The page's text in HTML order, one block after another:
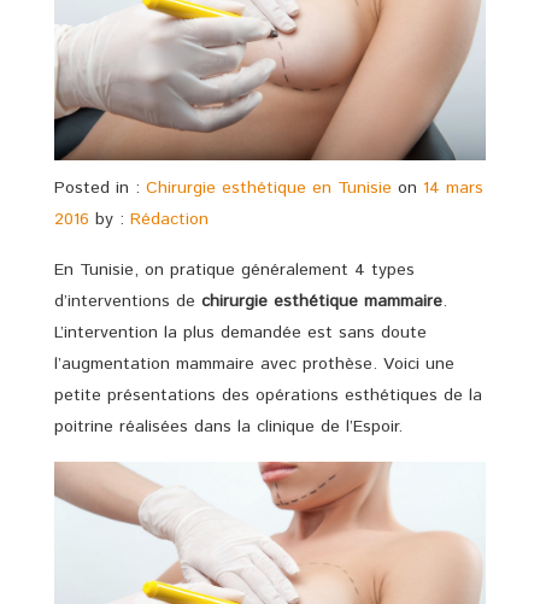
Posted in : Chirurgie esthétique en Tunisie on 14 mars
2016 by : Rédaction
En Tunisie, on pratique généralement 4 types
d’interventions de chirurgie esthétique mammaire.
L’intervention la plus demandée est sans doute
l’augmentation mammaire avec prothèse. Voici une
petite présentations des opérations esthétiques de la
poitrine réalisées dans la clinique de l’Espoir.